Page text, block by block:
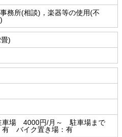
務所(相談)，楽器等の使用(不
)
車場 4000円/月～ 駐車場まで
バイク置き場：有